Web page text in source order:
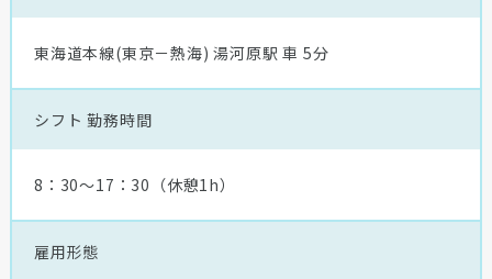
東海道本線(東京－熱海) 湯河原駅 車 5分
シフト勤務時間
8：30〜17：30（休憩1h）
雇用形態